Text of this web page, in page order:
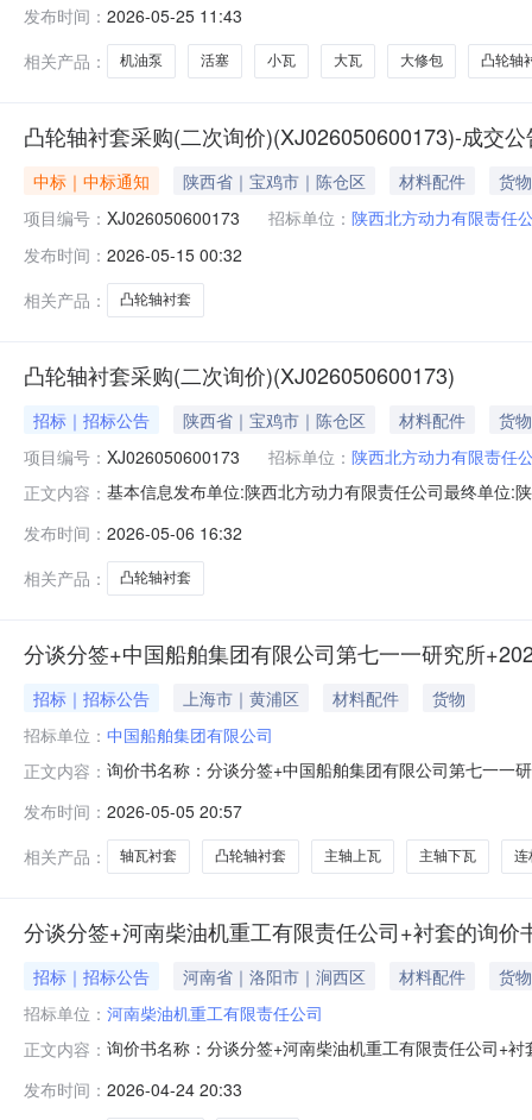
推片三一原厂件套16凸轮轴衬套三一原厂件套17大修包
发布时间： 2026-05-25 11:43
相关产品：
机油泵 活塞 小瓦 大瓦 大修包 凸轮轴
凸轮轴衬套采购(二次询价)(XJ026050600173)-成交公
中标｜中标通知 陕西省｜宝鸡市｜陈仓区 材料配件
货物
项目编号： XJ026050600173 招标单位： 陕西北方动力有限责任
发布时间： 2026-05-15 00:32
相关产品：
凸轮轴衬套
凸轮轴衬套采购(二次询价)(XJ026050600173)
招标｜招标公告 陕西省｜宝鸡市｜陈仓区 材料配件
货物
项目编号： XJ026050600173 招标单位： 陕西北方动力有限责任
正文内容： 基本信息发布单位:陕西北方动力有限责任公司最终单位:
他5.0个5.0个OM457-001；3凸轮轴衬套有色金属材料
发布时间： 2026-05-06 16:32
相关产品：
凸轮轴衬套
分谈分签+中国船舶集团有限公司第七一一研究所
招标｜招标公告 上海市｜黄浦区 材料配件
货物
招标单位： 中国船舶集团有限公司
正文内容： 询价书名称：分谈分签+中国船舶集团有限公司第七一一
2026-05-304201018主轴下瓦件360.0上海华宁路3111
发布时间： 2026-05-05 20:57
相关产品：
轴瓦衬套 凸轮轴衬套 主轴上瓦 主轴下瓦 连
分谈分签+河南柴油机重工有限责任公司+衬套的询价
招标｜招标公告 河南省｜洛阳市｜涧西区 材料配件
货物
招标单位： 河南柴油机重工有限责任公司
正文内容： 询价书名称：分谈分签+河南柴油机重工有限责任公司+
套件2026-07-158281210轴承衬套件2026-07-
发布时间： 2026-04-24 20:33